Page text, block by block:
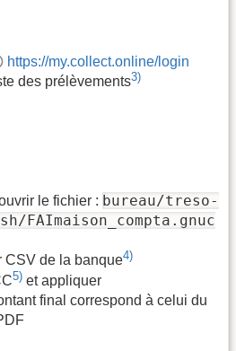
https://my.collect.online/login
des prélèvements3)
le fichier : bureau/treso-
FAImaison_compta.gnuc
CSV de la banque4)
5) et appliquer
final correspond à celui du